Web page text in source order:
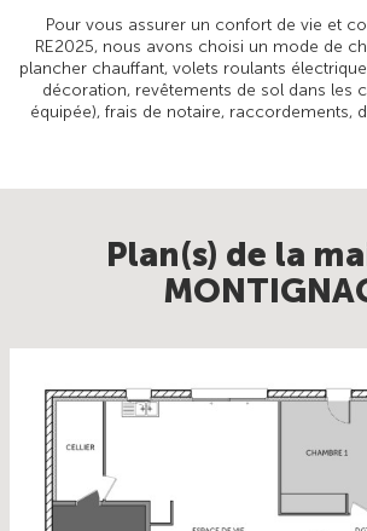
Pour vous assurer un confort de vie et
RE2025, nous avons choisi un mode de
plancher chauffant, volets roulants
décoration, revêtements de sol dans les
équipée), frais de notaire, raccordements,
Plan(s) de la